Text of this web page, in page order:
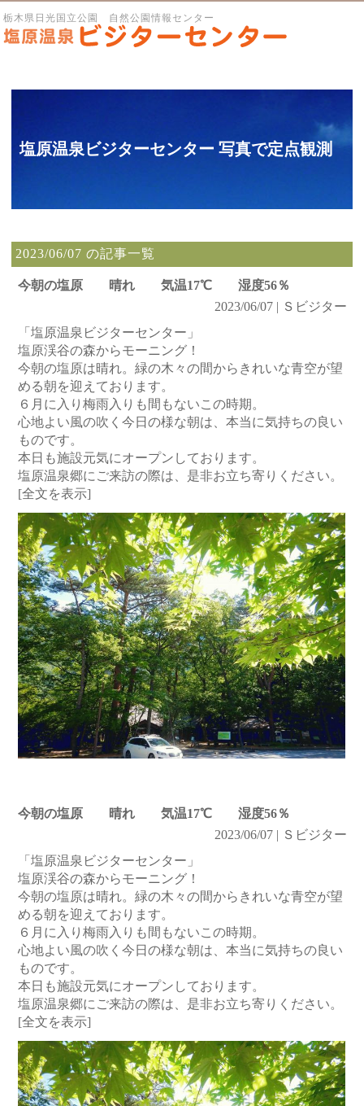
栃木県日光国立公園 自然公園情報センター
塩原温泉ビジターセンター 写真で定点観測
2023/06/07 の記事一覧
今朝の塩原 晴れ 気温17℃ 湿度56％
2023/06/07 | Ｓビジター
「塩原温泉ビジターセンター」
塩原渓谷の森からモーニング！
今朝の塩原は晴れ。緑の木々の間からきれいな青空が望
める朝を迎えております。
６月に入り梅雨入りも間もないこの時期。
心地よい風の吹く今日の様な朝は、本当に気持ちの良い
ものです。
本日も施設元気にオープンしております。
塩原温泉郷にご来訪の際は、是非お立ち寄りください。
[全文を表示]
今朝の塩原 晴れ 気温17℃ 湿度56％
2023/06/07 | Ｓビジター
「塩原温泉ビジターセンター」
塩原渓谷の森からモーニング！
今朝の塩原は晴れ。緑の木々の間からきれいな青空が望
める朝を迎えております。
６月に入り梅雨入りも間もないこの時期。
心地よい風の吹く今日の様な朝は、本当に気持ちの良い
ものです。
本日も施設元気にオープンしております。
塩原温泉郷にご来訪の際は、是非お立ち寄りください。
[全文を表示]